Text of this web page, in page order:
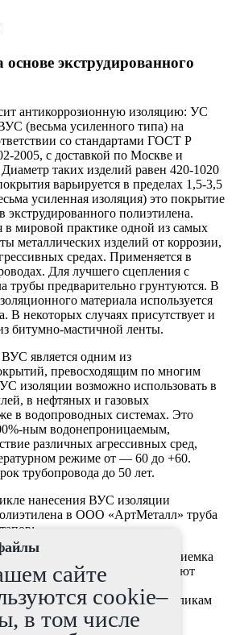
экструдированного
антикоррозионную изоляцию: УС
(весьма усиленного типа) на
со стандартами ГОСТ Р
2005, с доставкой по Москве и
таких изделий равен 420-1020
варьируется в пределах 1,5-3,5
усиленная изоляция) это покрытие
экструдированного полиэтилена.
в мировой практике одной из самых
металлических изделий от коррозии,
средах. Применяется в
Для лучшего сцепления с
трубы предварительно грунтуются. В
материала используется
В некоторых случаях присутствует и
битумно-мастичной ленты.
является одним из
превосходящим по многим
изоляции возможно использовать в
в нефтяных и газовых
в водопроводных системах. Это
ным водонепроницаемым,
различных агрессивных сред,
режиме от — 60 до +60.
трубопровода до 50 лет.
нанесения ВУС изоляции
в ООО «АртМеталл» труба
в цех производства (осмотр, приемка
по качеству, количеству, делают
изоляцию (с места труба по роликам
нагрев и обдув, что
от грязи пыли и влаги).
сайте
cookie–
в том числе